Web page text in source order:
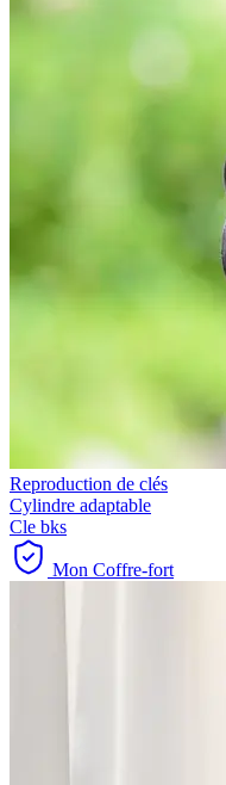
Reproduction de clés
Cylindre adaptable
Cle bks
Mon Coffre-fort